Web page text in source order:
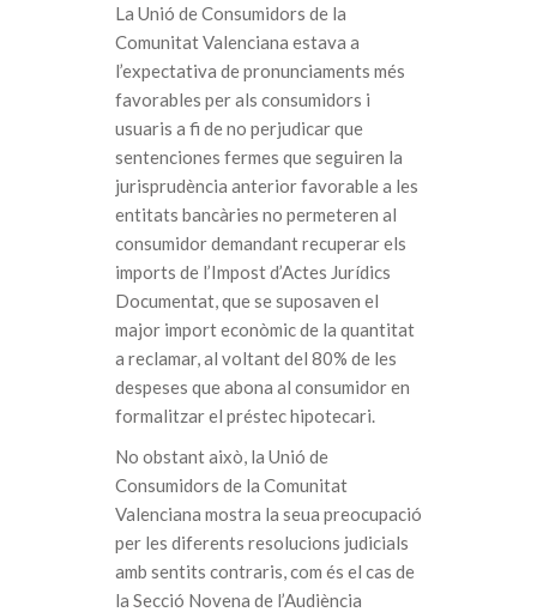
La Unió de Consumidors de la
Comunitat Valenciana estava a
l’expectativa de pronunciaments més
favorables per als consumidors i
usuaris a fi de no perjudicar que
sentenciones fermes que seguiren la
jurisprudència anterior favorable a les
entitats bancàries no permeteren al
consumidor demandant recuperar els
imports de l’Impost d’Actes Jurídics
Documentat, que se suposaven el
major import econòmic de la quantitat
a reclamar, al voltant del 80% de les
despeses que abona al consumidor en
formalitzar el préstec hipotecari.
No obstant això, la Unió de
Consumidors de la Comunitat
Valenciana mostra la seua preocupació
per les diferents resolucions judicials
amb sentits contraris, com és el cas de
la Secció Novena de l’Audiència